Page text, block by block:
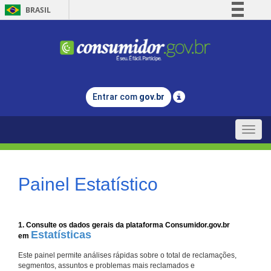
BRASIL
Comunica BR
Legislação
Entrar com gov.br
Toggle
Painel Estatístico
1. Consulte os dados gerais da plataforma Consumidor.gov.br
em Estatísticas
Este painel permite análises rápidas sobre o total de reclamações,
segmentos, assuntos e problemas mais reclamados e